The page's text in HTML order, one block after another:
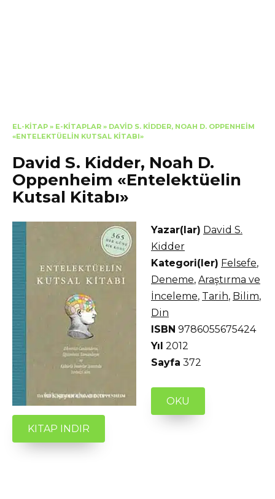
EL-KITAP » E-KITAPLAR » DAVID S. KIDDER, NOAH D. OPPENHEIM
«ENTELEKTÜELIN KUTSAL KITABI»
David S. Kidder, Noah D.
Oppenheim «Entelektüelin
Kutsal Kitabı»
Yazar(lar) David S.
Kidder
Kategori(ler) Felsefe,
Deneme, Araştırma ve
İnceleme, Tarih, Bilim,
Din
ISBN 9786055675424
Yıl 2012
Sayfa 372
OKU
KITAP INDIR